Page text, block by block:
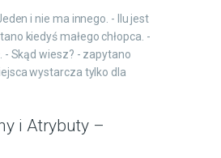
i nie ma innego. - Ilu jest
kiedyś małego chłopca. -
- Skąd wiesz? - zapytano
wystarcza tylko dla
i Atrybuty –